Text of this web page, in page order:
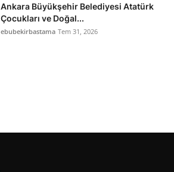
Ankara Büyükşehir Belediyesi Atatürk
Çocukları ve Doğal...
ebubekirbastama Tem 31, 2026